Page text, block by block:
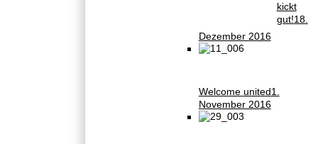
kickt
gut!18.
Dezember 2016
Welcome united1.
November 2016